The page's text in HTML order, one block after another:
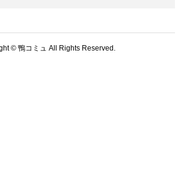
© 鴨コミュ All Rights Reserved.